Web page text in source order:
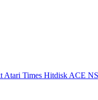
Atari Times Hitdisk ACE